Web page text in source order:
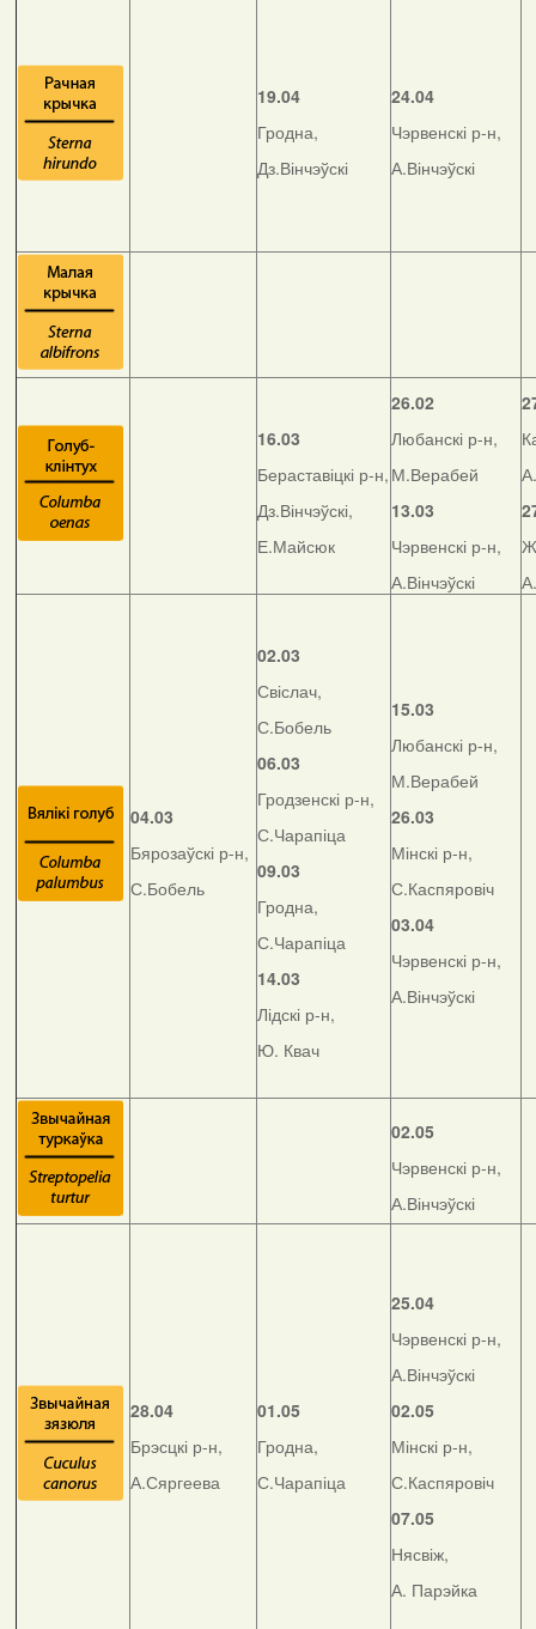
19.04
Гродна,
Дз.Вінчэўскі
24.04
Чэрвенскі р-н,
А.Вінчэўскі
16.03
Бераставіцкі р-н,
Дз.Вінчэўскі,
Е.Майсюк
26.02
Любанскі р-н,
М.Верабей
13.03
Чэрвенскі р-н,
А.Вінчэўскі
04.03
Бярозаўскі р-н,
С.Бобель
02.03
Свіслач,
С.Бобель
06.03
Гродзенскі р-н,
С.Чарапіца
09.03
Гродна,
С.Чарапіца
14.03
Лідскі р-н,
Ю. Квач
15.03
Любанскі р-н,
М.Верабей
26.03
Мінскі р-н,
С.Каспяровіч
03.04
Чэрвенскі р-н,
А.Вінчэўскі
02.05
Чэрвенскі р-н,
А.Вінчэўскі
28.04
Брэсцкі р-н,
А.Сяргеева
01.05
Гродна,
С.Чарапіца
25.04
Чэрвенскі р-н,
А.Вінчэўскі
02.05
Мінскі р-н,
С.Каспяровіч
07.05
Нясвіж,
А. Парэйка